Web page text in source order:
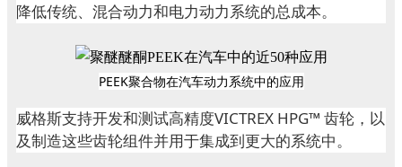
降低传统、混合动力和电力动力系统的总成本。
PEEK聚合物在汽车动力系统中的应用
威格斯支持开发和测试高精度VICTREX HPG™ 齿轮，以
及制造这些齿轮组件并用于集成到更大的系统中。